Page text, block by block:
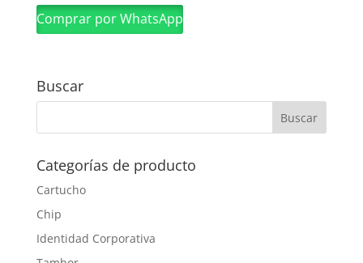
Comprar por WhatsApp
Buscar
Categorías de producto
Cartucho
Chip
Identidad Corporativa